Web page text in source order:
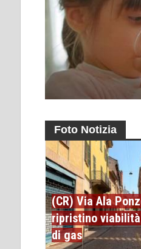
Foto Notizia
(CR) Via Ala
ripristino
di gas